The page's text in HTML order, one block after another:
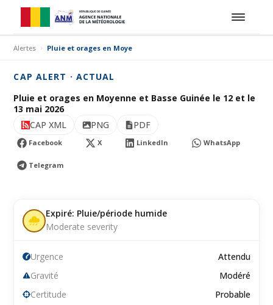
Alertes Pluie et orages en Moyenne et Basse Guinée le 12 et le 13 mai
CAP ALERT · ACTUAL
Pluie et orages en Moyenne et Basse Guinée le 12 et le
13 mai 2026
CAP XML
PNG PDF
Facebook X LinkedIn WhatsApp
Telegram
Expiré: Pluie/période humide
Moderate severity
Urgence
Attendu
Gravité
Modéré
Certitude
Probable